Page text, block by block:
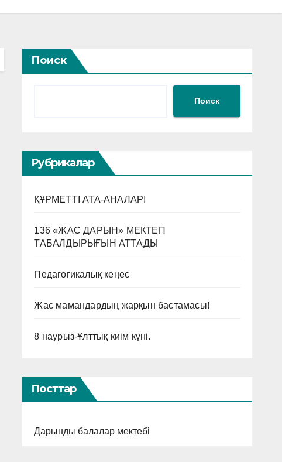
Поиск
Поиск
Рубрикалар
ҚҰРМЕТТІ АТА-АНАЛАР!
136 «ЖАС ДАРЫН» МЕКТЕП
ТАБАЛДЫРЫҒЫН АТТАДЫ
Педагогикалық кеңес
Жас мамандардың жарқын бастамасы!
8 наурыз-Ұлттық киім күні.
Посттар
Дарынды балалар мектебі